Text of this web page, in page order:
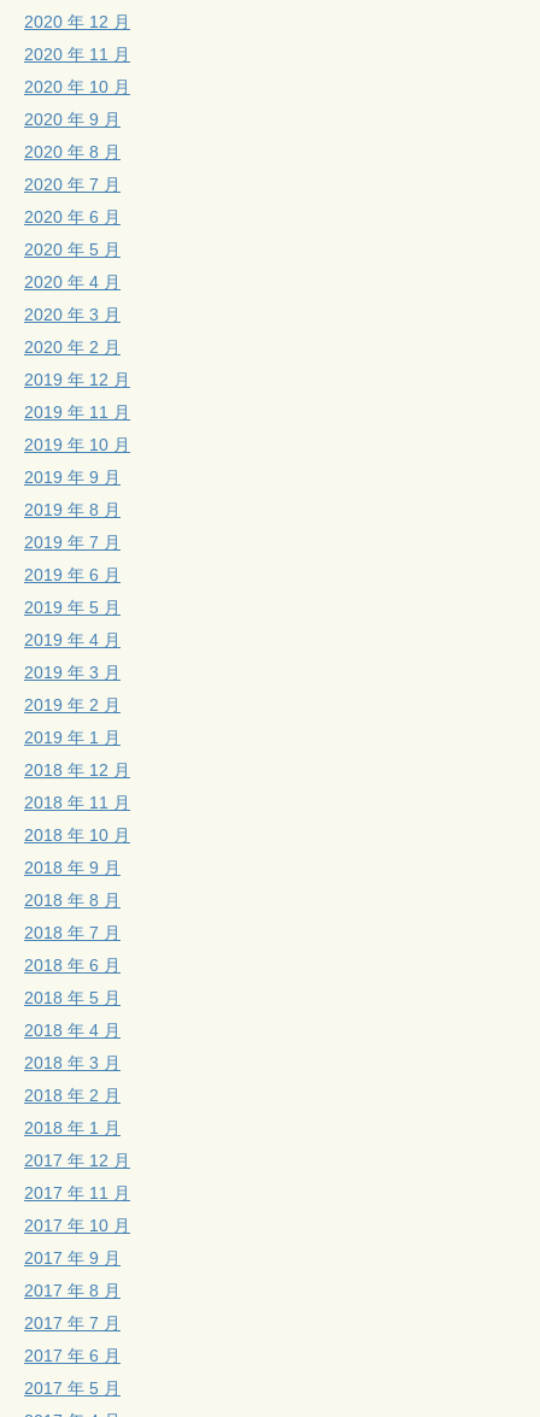
2020 年 12 月
2020 年 11 月
2020 年 10 月
2020 年 9 月
2020 年 8 月
2020 年 7 月
2020 年 6 月
2020 年 5 月
2020 年 4 月
2020 年 3 月
2020 年 2 月
2019 年 12 月
2019 年 11 月
2019 年 10 月
2019 年 9 月
2019 年 8 月
2019 年 7 月
2019 年 6 月
2019 年 5 月
2019 年 4 月
2019 年 3 月
2019 年 2 月
2019 年 1 月
2018 年 12 月
2018 年 11 月
2018 年 10 月
2018 年 9 月
2018 年 8 月
2018 年 7 月
2018 年 6 月
2018 年 5 月
2018 年 4 月
2018 年 3 月
2018 年 2 月
2018 年 1 月
2017 年 12 月
2017 年 11 月
2017 年 10 月
2017 年 9 月
2017 年 8 月
2017 年 7 月
2017 年 6 月
2017 年 5 月